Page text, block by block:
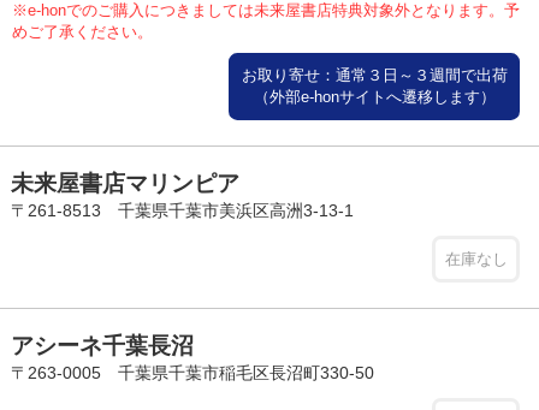
※e-honでのご購入につきましては未来屋書店特典対象外となります。予
めご了承ください。
お取り寄せ：通常３日～３週間で出荷
（外部e-honサイトへ遷移します）
未来屋書店マリンピア
〒261-8513 千葉県千葉市美浜区高洲3-13-1
在庫なし
アシーネ千葉長沼
〒263-0005 千葉県千葉市稲毛区長沼町330-50